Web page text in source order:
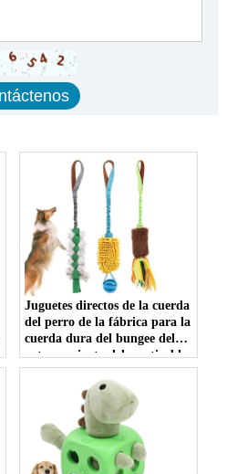
Juguetes directos de la cuerda
del perro de la fábrica para la
cuerda dura del bungee del
entrenamiento del masticable
para los juguetes del perro del
tira y afloja